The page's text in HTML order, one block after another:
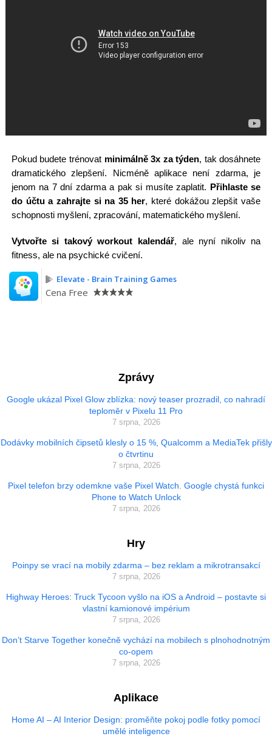
Pokud budete trénovat minimálně 3x za týden, tak dosáhnete
dramatického zlepšení. Nicméně aplikace není zdarma, je
jenom na 7 dní zdarma a pak si musíte zaplatit. Přihlaste se
do účtu a zahrajte si na 35 her, které dokážou zlepšit vaše
schopnosti myšlení, zpracování, matematického myšlení.
Vytvořte si takový workout kalendář, ale nyní nikoliv na
fitness, ale na psychické cvičení.
Elevate - Brain Training Games
Cena Free
Zprávy
Google ukázal Pixel Glow zblízka: nový teaser prozradil, co nahradí
teploměr v Pixelu 11 Pro
7 srpna, 2026
Dodávky mobilních čipsetů klesly o 15 %, Qualcomm a MediaTek přišly
o čtvrtinu
7 srpna, 2026
Pixel telefon brzy odemkne vaše Pixel Watch. Google chystá funkci
Phone to Watch Unlock
7 srpna, 2026
Hry
Poinpy se vrací na mobily zdarma – bez reklam a mikrotransakcí
7 srpna, 2026
Highway Heroes: Truck Tycoon vyšlo na iOS a Android – postavte si
vlastní kamionové impérium
7 srpna, 2026
Don’t Starve Together konečně vychází na mobilech s plnohodnotným
co-opem
7 srpna, 2026
Aplikace
Home AI – AI Interior Design: proměňte pokoj podle fotky pomocí
umělé inteligence